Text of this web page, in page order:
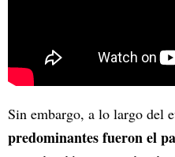
Sin embargo, a lo largo del
predominantes fueron el